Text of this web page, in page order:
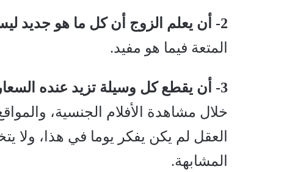
2- أن يعلم الزوج أن كل ما هو جديد ليس بالشرط أن يكون مفيدا،
المتعة فيما هو مفيد.
3- أن يقطع كل وسيلة تزيد عنده السعار الجنسي،
خلال مشاهدة الأفلام الجنسية،
العقل لم يكن يفكر يوما في هذا، ولا
المشابهة.